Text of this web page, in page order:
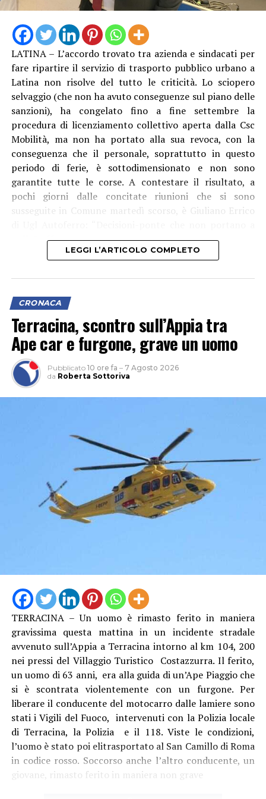
LATINA – L’accordo trovato tra azienda e sindacati per
fare ripartire il servizio di trasporto pubblico urbano a
Latina non risolve del tutto le criticità. Lo sciopero
selvaggio (che non ha avuto conseguenze sul piano delle
sanzioni), ha congelato fino a fine settembre la
procedura di licenziamento collettivo aperta dalla Csc
Mobilità, ma non ha portato alla sua revoca, con la
conseguenza che il personale, soprattutto in questo
periodo di ferie, è sottodimensionato e non sono
garantite tutte le corse. A contestare il risultato, a
pochi giorni dalle concitate riunioni che si sono
susseguite in Comune martedì scorso, è Giuliano Errico
nulla”, afferma.
carenza di personale che unita a un parco mezzi che non
è più efficiente ed efficace come dovrebbe essere, non
potrà garantire, secondo noi, per questa estate, un
servizio eccellente. E siamo anche preoccupati per
l’inizio della stagione scolastica, quando andrà garantito
agli studenti il diritto alla mobilità che è sacrosanto”.
Audio
Player
00:00 00:00
Per il sindacalista, che martedì sedeva al tavolo con
altre due sigle, Cgil e Uil, ci sono due motivi
fondamentali: “Se non si revoca la procedura o si chiude
con un esito positivo la procedura di licenziamento
collettivo, diventa un problema assumere, e qui serve
assumere. Inoltre, se non si fanno interventi usando, in
LEGGI L’ARTICOLO COMPLETO
CRONACA
Terracina, scontro sull’Appia tra
Ape car e furgone, grave un uomo
Pubblicato 10 ore fa – 7 Agosto 2026
da Roberta Sottoriva
TERRACINA – Un uomo è rimasto ferito in maniera
gravissima questa mattina in un incidente stradale
avvenuto sull’Appia a Terracina intorno al km 104, 200
nei pressi del Villaggio Turistico Costazzurra. Il ferito,
un uomo di 63 anni, era alla guida di un’Ape Piaggio che
si è scontrata violentemente con un furgone. Per
liberare il conducente del motocarro dalle lamiere sono
stati i Vigili del Fuoco, intervenuti con la Polizia locale
di Terracina, la Polizia e il 118. Viste le condizioni,
l’uomo è stato poi elitrasportato al San Camillo di Roma
in codice rosso. Soccorso anche l’altro conducente, un
giovane, rimasto ferito in maniera non grave